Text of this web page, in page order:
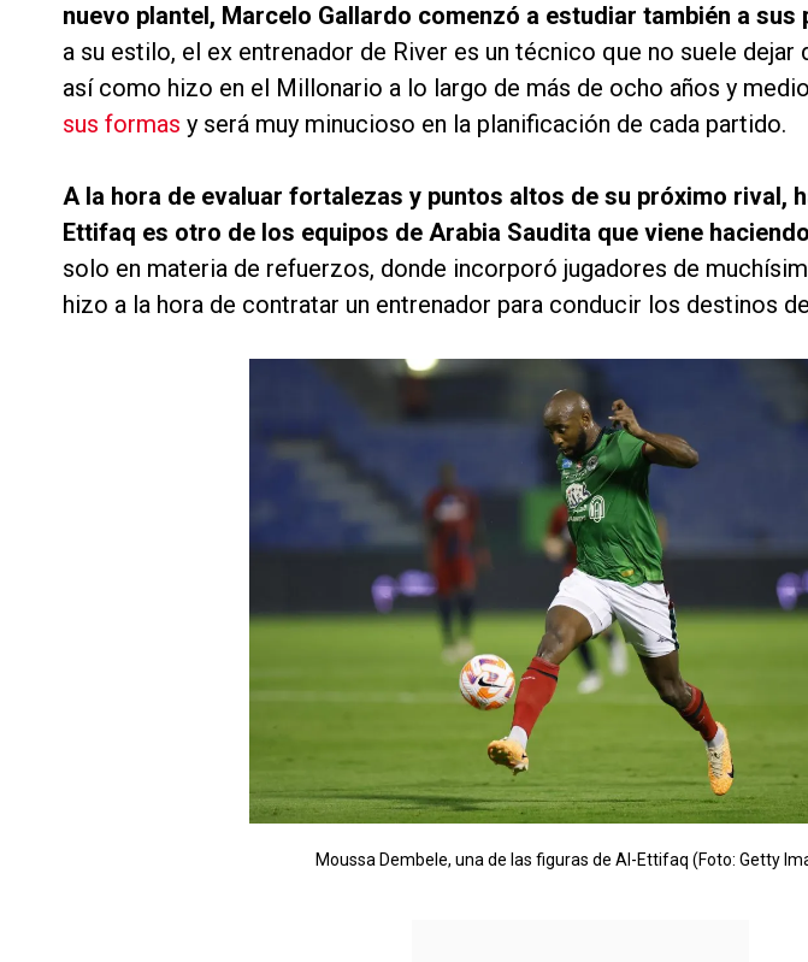
nuevo plantel, Marcelo Gallardo comenzó a estudiar también a
a su estilo, el ex entrenador de River es un técnico que no suele dejar
así como hizo en el Millonario a lo largo de más de ocho años y
sus formas y será muy minucioso en la planificación de cada partido.
A la hora de evaluar fortalezas y puntos altos de su próximo rival,
Ettifaq es otro de los equipos de Arabia Saudita que viene
solo en materia de refuerzos, donde incorporó jugadores de
hizo a la hora de contratar un entrenador para conducir los destinos
Moussa Dembele, una de las figuras de Al-Ettifaq (Foto: Getty